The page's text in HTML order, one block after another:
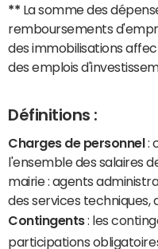
** La somme des
remboursements
des immobilisations
des emplois
Définitions :
Charges de personnel :
l'ensemble des salaires
mairie : agents
des services techniques,
Contingents: les
participations